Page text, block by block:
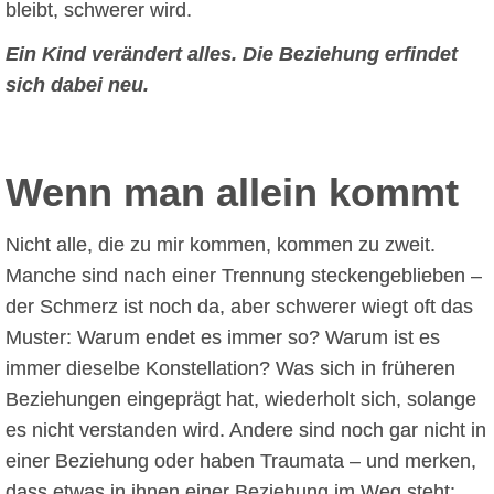
bleibt, schwerer wird.
Ein Kind verändert alles. Die Beziehung erfindet
sich dabei neu.
Wenn man allein kommt
Nicht alle, die zu mir kommen, kommen zu zweit.
Manche sind nach einer Trennung steckengeblieben –
der Schmerz ist noch da, aber schwerer wiegt oft das
Muster: Warum endet es immer so? Warum ist es
immer dieselbe Konstellation? Was sich in früheren
Beziehungen eingeprägt hat, wiederholt sich, solange
es nicht verstanden wird. Andere sind noch gar nicht in
einer Beziehung oder haben Traumata – und merken,
Hallo! Ich bin der digitale Assistent von Coaching Keck.
Fragen Sie mich gerne zum Angebot, zu Abläufen oder
Hintergründen.